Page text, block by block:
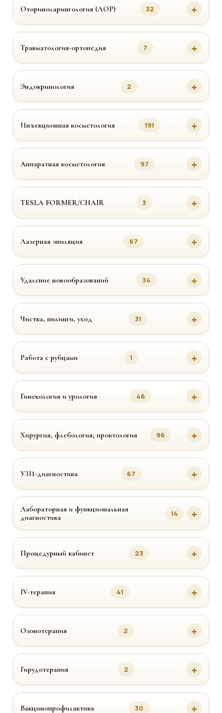
Оториноларингология (ЛОР) 32
Травматология-ортопедия 7
Эндокринология 2
Инъекционная косметология 191
Аппаратная косметология 97
TESLA FORMER/CHAIR 3
Лазерная эпиляция 67
Удаление новообразований 34
Чистка, пилинги, уход 31
Работа с рубцами 1
Гинекология и урология 46
Хирургия, флебология, проктология 96
УЗИ-диагностика 67
Лабораторная и функциональная
диагностика
14
Процедурный кабинет 23
IV-терапия 41
Озонотерапия 2
Гирудотерапия 2
Вакцинопрофилактика 30